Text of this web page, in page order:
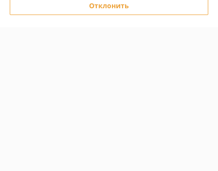
Политика обработки cookies
Отклонить